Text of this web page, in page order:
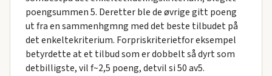
poengsummen 5. Deretter ble de øvrige gitt poeng
ut fra en sammenhgmng med det beste tilbudet på
det enkeltekriterium. Forpriskriterietfor eksempel
betyrdette at et tilbud som er dobbelt så dyrt som
detbilligste, vil f~2,5 poeng, detvil si 50 av5.